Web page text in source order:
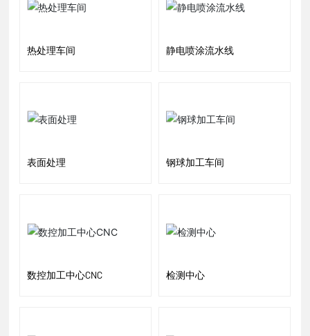
热处理车间 静电喷涂流水线
表面处理 钢球加工车间
数控加工中心CNC 检测中心